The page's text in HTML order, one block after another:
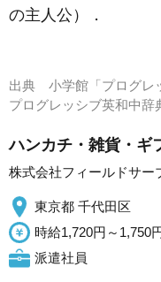
の主人公）
．
出典 小学館「プログレ
プログレッシブ英和中
ハンカチ・雑貨・ギ
株式会社フィールドサー
東京都 千代田区
時給1,720円～1,750
派遣社員